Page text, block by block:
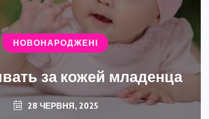
НОВОНАРОДЖЕНІ
за кожей младенца
28 ЧЕРВНЯ, 2025